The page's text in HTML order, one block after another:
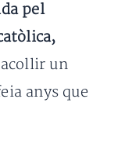
pel
un
anys que